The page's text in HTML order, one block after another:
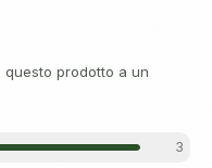
prodotto a un
3